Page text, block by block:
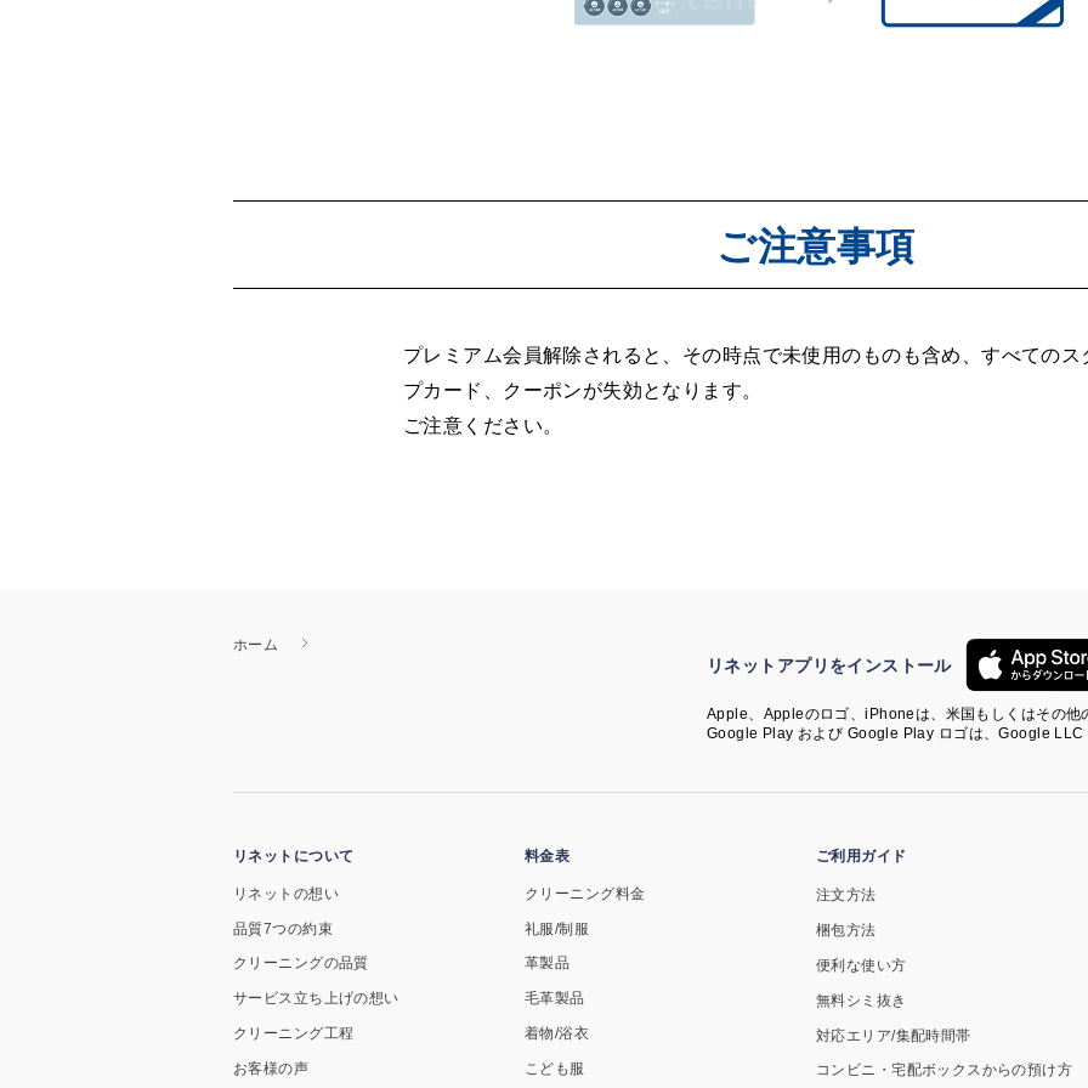
ご注意事項
プレミアム会員解除されると、その時点で未使用のものも含め、すべてのス
プカード、クーポンが失効となります。
ご注意ください。
ホーム
リネットアプリをインストール
Apple、Appleのロゴ、iPhoneは、米国もしくはその他
Google Play および Google Play ロゴは、Google LLC
リネットについて
リネットの想い
品質7つの約束
クリーニングの品質
サービス立ち上げの想い
クリーニング工程
お客様の声
料金表
クリーニング料金
礼服/制服
革製品
毛革製品
着物/浴衣
こども服
ご利用ガイド
注文方法
梱包方法
便利な使い方
無料シミ抜き
対応エリア/集配時間帯
コンビニ・宅配ボックスからの預け方